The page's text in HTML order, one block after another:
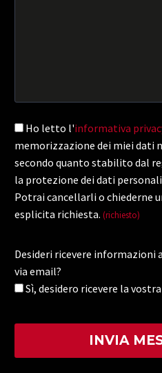
Ho letto l'informativa
memorizzazione dei miei dati
secondo quanto stabilito dal
la protezione dei dati personali
Potrai cancellarli o chiederne
esplicita richiesta. (richiesto)
Desideri ricevere informazioni
via email?
Sì, desidero ricevere la